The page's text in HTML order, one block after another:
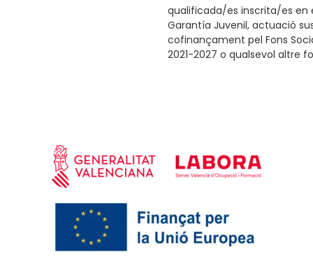
qualificada/es inscrita/es en
Garantía Juvenil, actuació
cofinançament pel Fons
2021-2027 o qualsevol altre